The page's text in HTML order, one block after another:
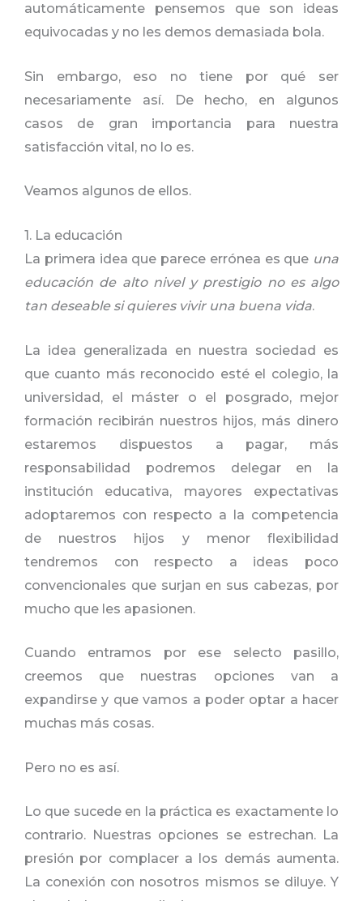
automáticamente pensemos que son ideas
equivocadas y no les demos demasiada bola.
Sin embargo, eso no tiene por qué ser
necesariamente así. De hecho, en algunos
casos de gran importancia para nuestra
satisfacción vital, no lo es.
Veamos algunos de ellos.
1. La educación
La primera idea que parece errónea es que una
educación de alto nivel y prestigio no es algo
tan deseable si quieres vivir una buena vida.
La idea generalizada en nuestra sociedad es
que cuanto más reconocido esté el colegio, la
universidad, el máster o el posgrado, mejor
formación recibirán nuestros hijos, más dinero
estaremos dispuestos a pagar, más
responsabilidad podremos delegar en la
institución educativa, mayores expectativas
adoptaremos con respecto a la competencia
de nuestros hijos y menor flexibilidad
tendremos con respecto a ideas poco
convencionales que surjan en sus cabezas, por
mucho que les apasionen.
Cuando entramos por ese selecto pasillo,
creemos que nuestras opciones van a
expandirse y que vamos a poder optar a hacer
muchas más cosas.
Pero no es así.
Lo que sucede en la práctica es exactamente lo
contrario. Nuestras opciones se estrechan. La
presión por complacer a los demás aumenta.
La conexión con nosotros mismos se diluye. Y